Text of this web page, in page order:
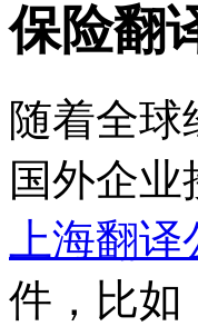
保险翻
随着全
国外企
上海翻译
件，比如